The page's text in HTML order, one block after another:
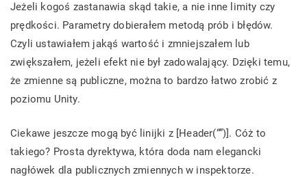
Jeżeli kogoś zastanawia skąd takie, a nie inne limity czy
prędkości. Parametry dobierałem metodą prób i błędów.
Czyli ustawiałem jakąś wartość i zmniejszałem lub
zwiększałem, jeżeli efekt nie był zadowalający. Dzięki temu,
że zmienne są publiczne, można to bardzo łatwo zrobić z
poziomu Unity.
Ciekawe jeszcze mogą być linijki z [Header(“”)]. Cóż to
takiego? Prosta dyrektywa, która doda nam elegancki
nagłówek dla publicznych zmiennych w inspektorze.